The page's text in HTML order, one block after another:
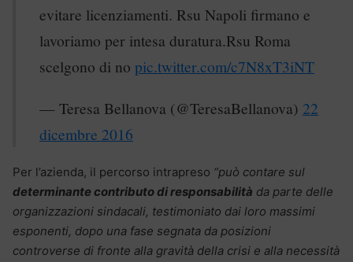
evitare licenziamenti. Rsu Napoli firmano e
lavoriamo per intesa duratura.Rsu Roma
scelgono di no pic.twitter.com/c7N8xT3iNT
— Teresa Bellanova (@TeresaBellanova) 22
dicembre 2016
Per l’azienda, il percorso intrapreso “può contare sul
determinante contributo di responsabilità da parte delle
organizzazioni sindacali, testimoniato dai loro massimi
esponenti, dopo una fase segnata da posizioni
controverse di fronte alla gravità della crisi e alla necessità